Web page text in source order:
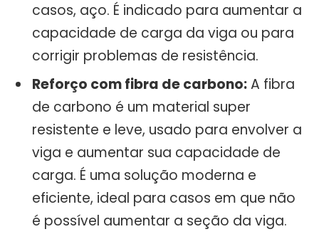
casos, aço. É indicado para aumentar a
capacidade de carga da viga ou para
corrigir problemas de resistência.
Reforço com fibra de carbono:A fibra
de carbono é um material super
resistente e leve, usado para envolver a
viga e aumentar sua capacidade de
carga. É uma solução moderna e
eficiente, ideal para casos em que não
é possível aumentar a seção da viga.